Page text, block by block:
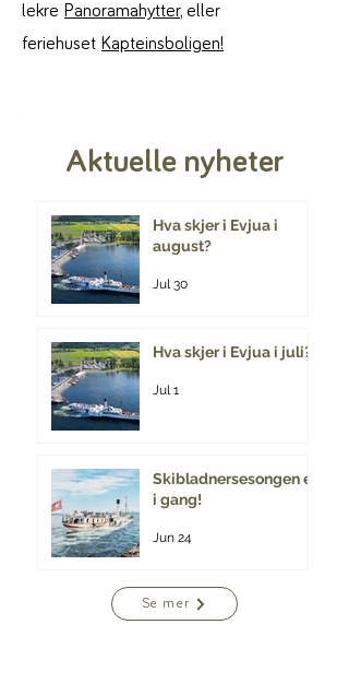
lekre Panoramahytter, eller
feriehuset Kapteinsboligen!
Aktuelle nyheter
Hva skjer i Evjua i
august?
Jul 30
Hva skjer i Evjua i juli?
Jul 1
Skibladnersesongen er
i gang!
Jun 24
Se mer